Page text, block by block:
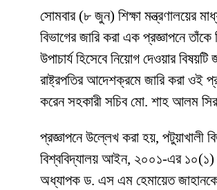
সোমবার (৮ জুন) শিক্ষা মন্ত্রণালয়ের
বিভাগের জারি করা এক প্রজ্ঞাপনে তাঁকে
উপাচার্য হিসেবে নিয়োগ দেওয়ার
রাষ্ট্রপতির আদেশক্রমে জারি করা ওই
করেন সহকারী সচিব মো. শাহ আলম
প্রজ্ঞাপনে উল্লেখ করা হয়, পটুয়াখালী
বিশ্ববিদ্যালয় আইন, ২০০১-এর ১০(১)
অধ্যাপক ড. এস এম হেমায়েত জাহানকে